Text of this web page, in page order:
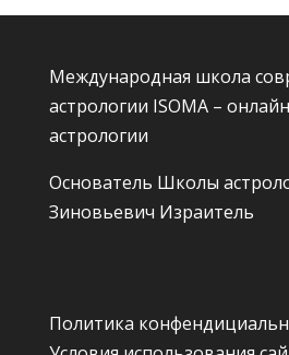
Международная школа
астрологии ISOMA –
астрологии
Основатель Школы
Зиновьевич Израитель
Политика